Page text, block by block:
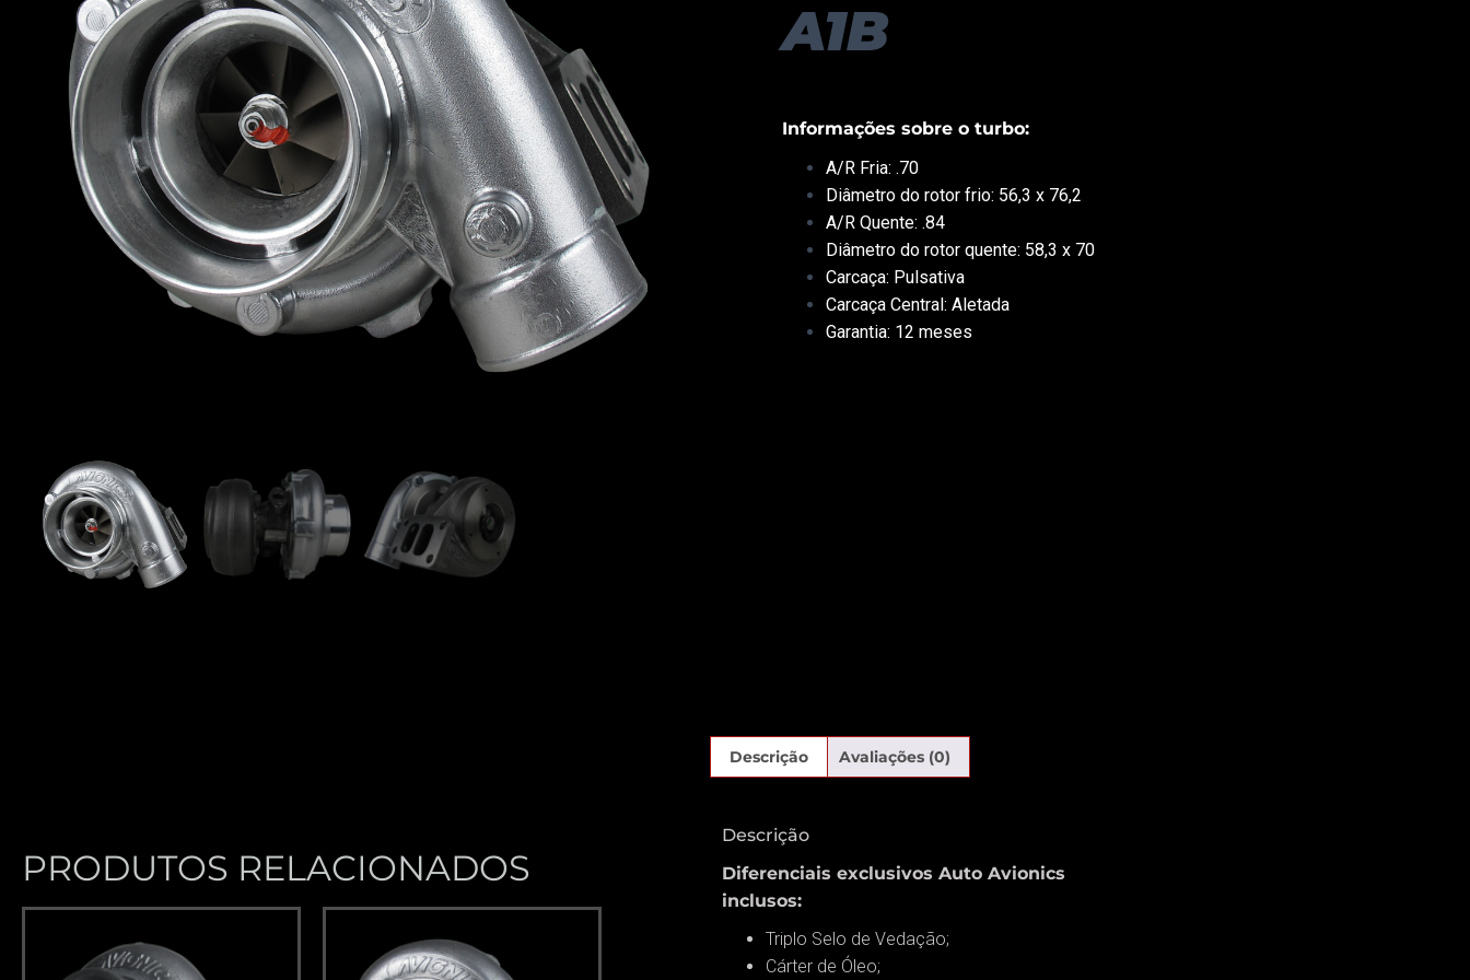
A1B
Informações sobre o turbo:
A/R Fria: .70
Diâmetro do rotor frio: 56,3 x 76,2
A/R Quente: .84
Diâmetro do rotor quente: 58,3 x 70
Carcaça: Pulsativa
Carcaça Central: Aletada
Garantia: 12 meses
PRODUTOS RELACIONADOS
Descrição Avaliações (0)
Descrição
Diferenciais exclusivos Auto Avionics
inclusos:
Triplo Selo de Vedação;
Cárter de Óleo;